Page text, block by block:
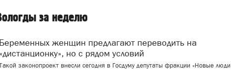
за неделю
Беременных женщин предлагают переводить на
«дистанционку», но с рядом условий
законопроект внесли сегодня в Госдуму депутаты фракции «Новые люди